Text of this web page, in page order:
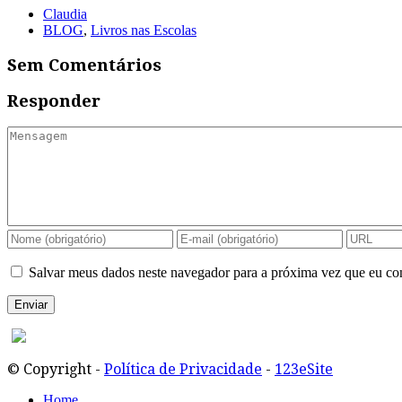
Claudia
BLOG, Livros nas Escolas
Sem Comentários
Responder
Salvar meus dados neste navegador para a próxima vez que eu
© Copyright - Política de Privacidade - 123eSite